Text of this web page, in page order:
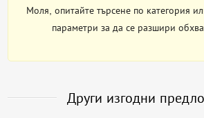
Моля, опитайте търсене по категория
параметри за да се разшири
Други изгодни